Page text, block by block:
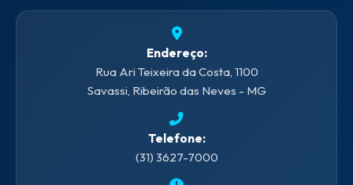
Endereço:
Rua Ari Teixeira da Costa, 1100
Savassi, Ribeirão das Neves - MG
Telefone:
(31) 3627-7000